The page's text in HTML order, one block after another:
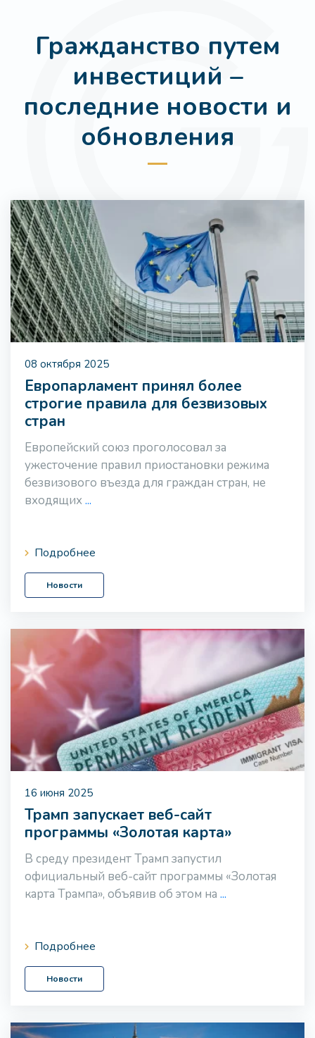
Гражданство путем
инвестиций –
последние новости и
обновления
08 октября 2025
Европарламент принял более
строгие правила для безвизовых
стран
Европейский союз проголосовал за
ужесточение правил приостановки режима
безвизового въезда для граждан стран, не
входящих ...
Подробнее
Новости
16 июня 2025
Трамп запускает веб-сайт
программы «Золотая карта»
В среду президент Трамп запустил
официальный веб-сайт программы «Золотая
карта Трампа», объявив об этом на ...
Подробнее
Новости